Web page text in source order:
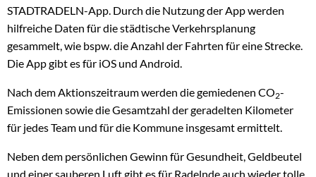
STADTRADELN-App. Durch die Nutzung der App werden
hilfreiche Daten für die städtische Verkehrsplanung
gesammelt, wie bspw. die Anzahl der Fahrten für eine Strecke.
Die App gibt es für iOS und Android.
Nach dem Aktionszeitraum werden die gemiedenen CO2-
Emissionen sowie die Gesamtzahl der geradelten Kilometer
für jedes Team und für die Kommune insgesamt ermittelt.
Neben dem persönlichen Gewinn für Gesundheit, Geldbeutel
und einer sauberen Luft gibt es für Radelnde auch wieder tolle